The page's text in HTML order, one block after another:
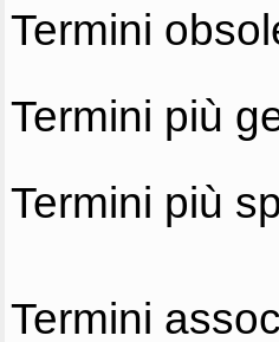
Termini
Termini più
Termini più
Termini